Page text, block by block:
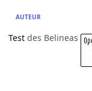
AUTEUR
Test des Belineas